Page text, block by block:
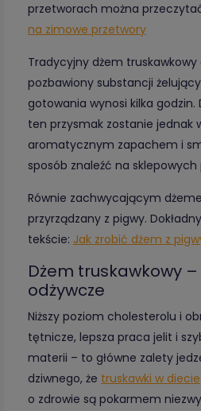
przetworach można
na zimowe przetwory
Tradycyjny dżem
pozbawiony substancji
gotowania wynosi kilka godzin.
ten przysmak zostanie jednak
aromatycznym zapachem i
sposób znaleźć na sklepowych
Równie zachwycającym
przyrządzany z pigwy.
tekście: Jak zrobić dżem z
Dżem truskawkowy
odżywcze
Niższy poziom cholesterolu i
tętnicze, lepsza praca jelit i
materii – to główne zalety
dziwnego, że truskawki w diecie
o zdrowie są pokarmem